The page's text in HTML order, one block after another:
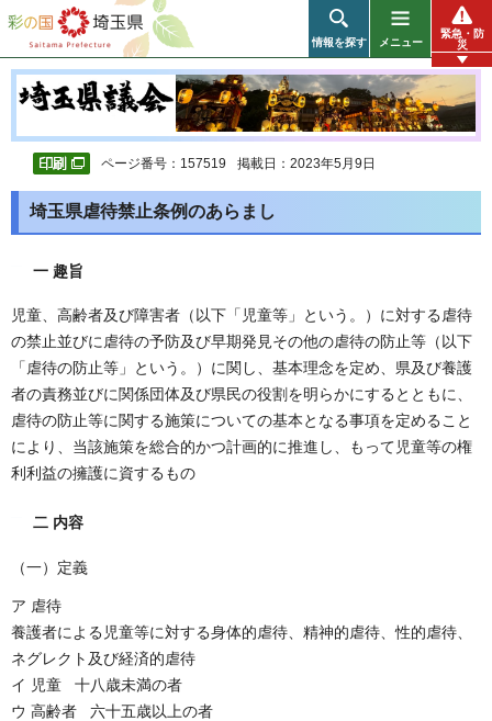
彩の国 埼玉県
情報を探す メニュー
緊急・防
災
ページ番号：157519 掲載日：2023年5月9日
埼玉県虐待禁止条例のあらまし
一 趣旨
児童、高齢者及び障害者（以下「児童等」という。）に対する虐待
の禁止並びに虐待の予防及び早期発見その他の虐待の防止等（以下
「虐待の防止等」という。）に関し、基本理念を定め、県及び養護
者の責務並びに関係団体及び県民の役割を明らかにするとともに、
虐待の防止等に関する施策についての基本となる事項を定めること
により、当該施策を総合的かつ計画的に推進し、もって児童等の権
利利益の擁護に資するもの
二 内容
（一）定義
ア 虐待
養護者による児童等に対する身体的虐待、精神的虐待、性的虐待、
ネグレクト及び経済的虐待
イ 児童 十八歳未満の者
ウ 高齢者 六十五歳以上の者